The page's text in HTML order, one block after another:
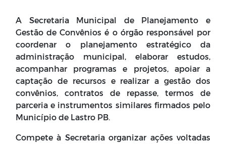
A Secretaria Municipal de Planejamento e
Gestão de Convênios é o órgão responsável por
coordenar o planejamento estratégico da
administração municipal, elaborar estudos,
acompanhar programas e projetos, apoiar a
captação de recursos e realizar a gestão dos
convênios, contratos de repasse, termos de
parceria e instrumentos similares firmados pelo
Município de Lastro PB.
Compete à Secretaria organizar ações voltadas